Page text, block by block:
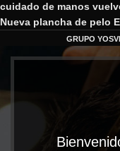
cuidado de manos
Nueva plancha de pelo
GRUPO